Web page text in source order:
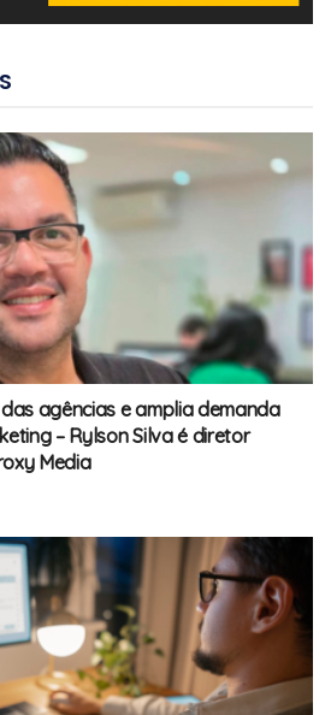
agências e amplia demanda
– Rylson Silva é diretor
Media